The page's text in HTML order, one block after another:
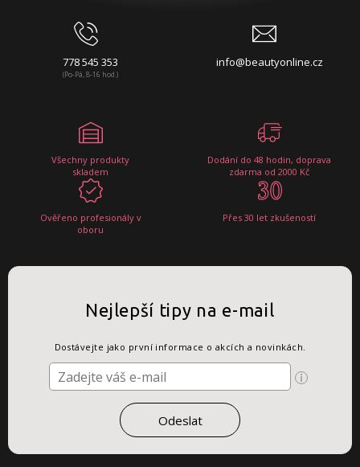
778 545 353
(Po-Pá, 8-16 hod.)
info@beautyonline.cz
Všechny produkty
skladem
Dodání do 48 hodin, doprava
zdarma od 2000 Kč
Ověřeno profesionály v
oboru
Přes 30 let zkušeností
Nejlepší tipy na e-mail
Dostávejte jako první informace o akcích a novinkách.